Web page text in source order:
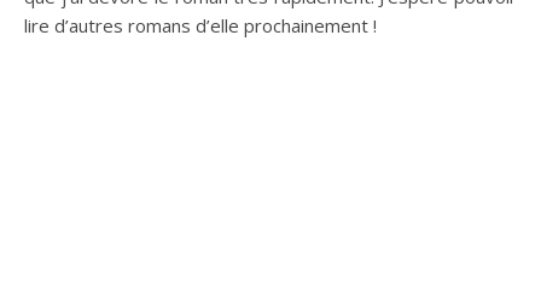
lire d’autres romans d’elle prochainement !